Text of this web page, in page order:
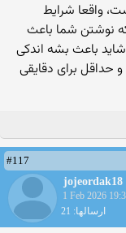
واقعا شرایط
نوشتن شما باعث
باعث بشه اندکی
برای دقایقی
#117
jojeordak18
1 Feb 2026
ارسالها: 21